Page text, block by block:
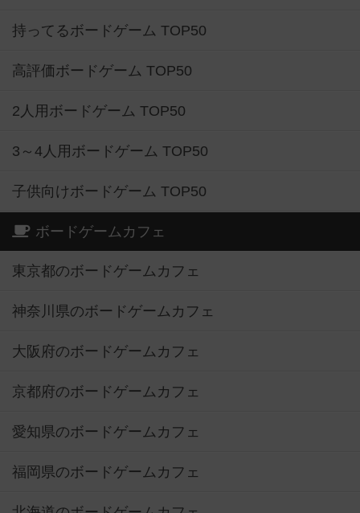
持ってるボードゲーム TOP50
高評価ボードゲーム TOP50
2人用ボードゲーム TOP50
3～4人用ボードゲーム TOP50
子供向けボードゲーム TOP50
ボードゲームカフェ
東京都のボードゲームカフェ
神奈川県のボードゲームカフェ
大阪府のボードゲームカフェ
京都府のボードゲームカフェ
愛知県のボードゲームカフェ
福岡県のボードゲームカフェ